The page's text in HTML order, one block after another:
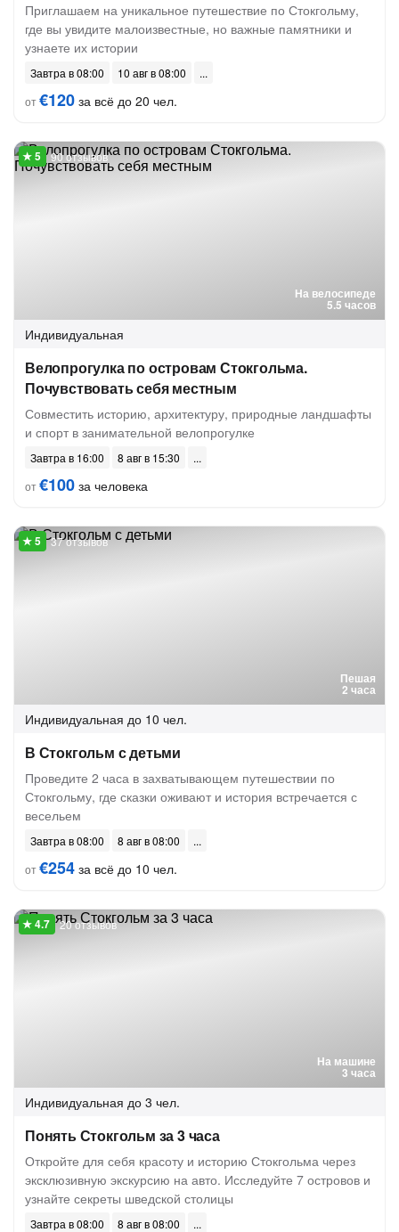
Приглашаем на уникальное путешествие по Стокгольму,
где вы увидите малоизвестные, но важные памятники и
узнаете их истории
Завтра в 08:00
10 авг в 08:00
от€120 за всё до 20 чел.
На велосипеде
5.5 часов
90 отзывов
Индивидуальная
Велопрогулка по островам Стокгольма.
Почувствовать себя местным
Совместить историю, архитектуру, природные ландшафты
и спорт в занимательной велопрогулке
Завтра в 16:00
8 авг в 15:30
от€100 за человека
Пешая
2 часа
37 отзывов
Индивидуальная до 10 чел.
В Стокгольм с детьми
Проведите 2 часа в захватывающем путешествии по
Стокгольму, где сказки оживают и история встречается с
весельем
Завтра в 08:00
8 авг в 08:00
от€254 за всё до 10 чел.
На машине
3 часа
20 отзывов
Индивидуальная до 3 чел.
Понять Стокгольм за 3 часа
Откройте для себя красоту и историю Стокгольма через
эксклюзивную экскурсию на авто. Исследуйте 7 островов и
узнайте секреты шведской столицы
Завтра в 08:00
8 авг в 08:00